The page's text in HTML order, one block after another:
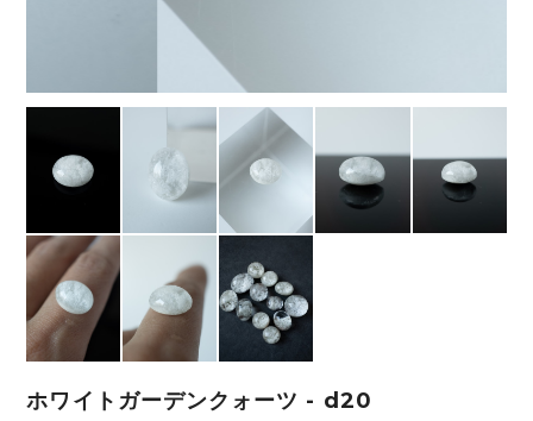
ホワイトガーデンクォーツ - d20